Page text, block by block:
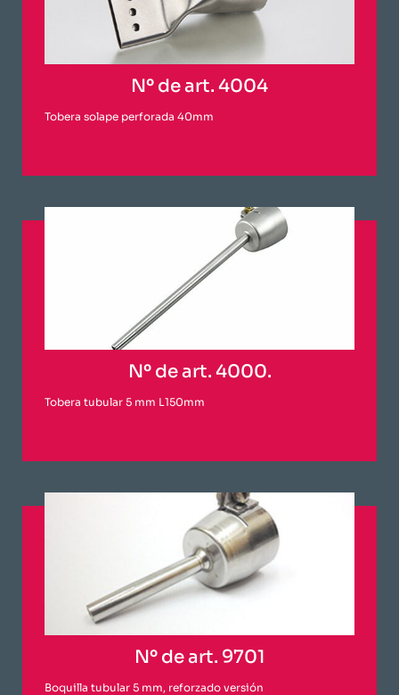
Nº de art. 4004
Tobera solape perforada 40mm
Nº de art. 4000.
Tobera tubular 5 mm L150mm
Nº de art. 9701
Boquilla tubular 5 mm, reforzado versión